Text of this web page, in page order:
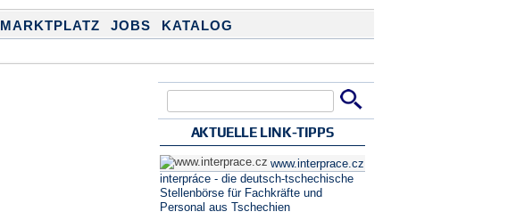
MARKTPLATZ JOBS
KATALOG
AKTUELLE LINK-TIPPS
www.interprace.cz
interpráce - die deutsch-tschechische
Stellenbörse für Fachkräfte und
Personal aus Tschechien